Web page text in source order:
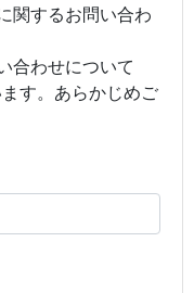
関するお問い合わ
合わせについて
す。あらかじめご